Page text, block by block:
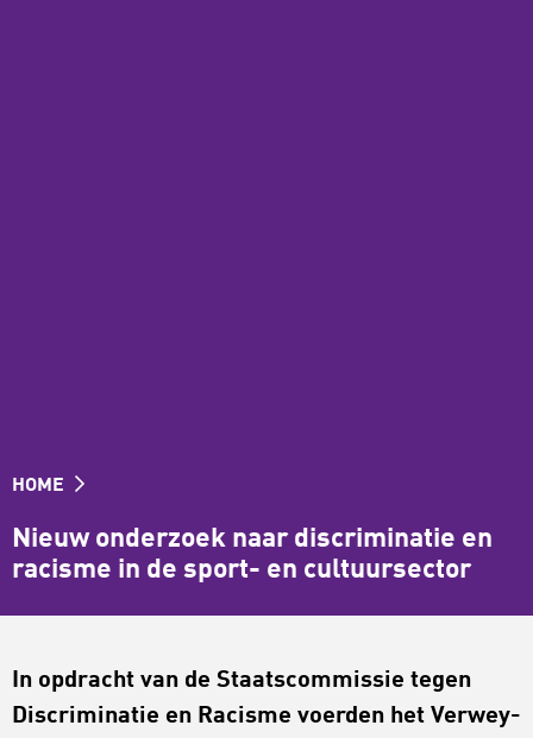
HOME
Nieuw onderzoek naar discriminatie en
racisme in de sport- en cultuursector
In opdracht van de Staatscommissie tegen
Discriminatie en Racisme voerden het Verwey-